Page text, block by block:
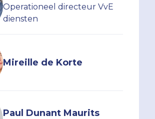
Operationeel directeur VvE
diensten
Mireille de Korte
Paul Dunant Maurits